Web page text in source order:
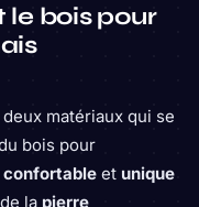
le bois pour
matériaux qui se
bois pour
confortable et unique
la pierre